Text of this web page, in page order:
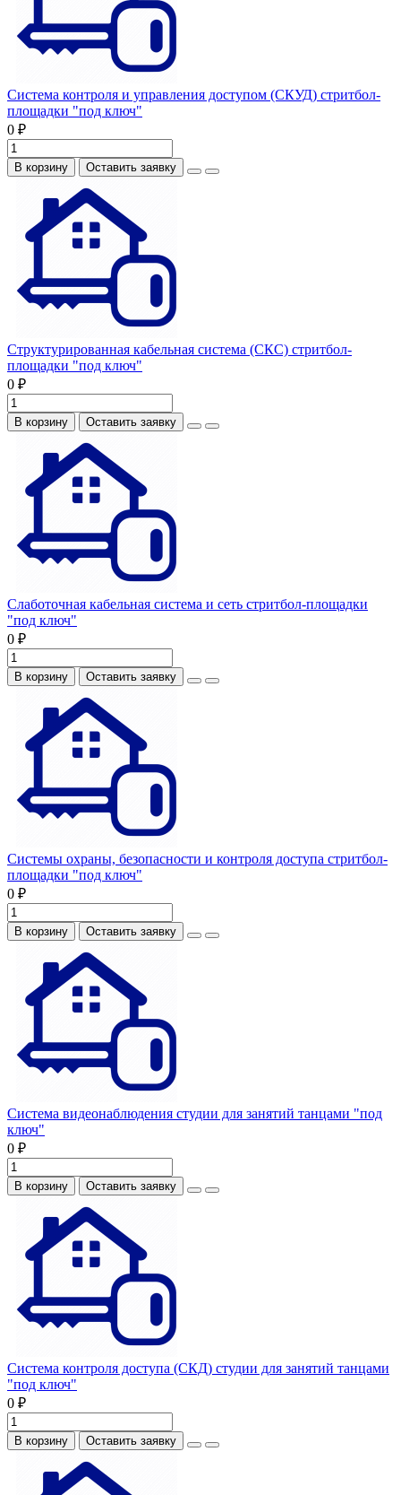
Система контроля и управления доступом (СКУД) стритбол-
площадки "под ключ"
0 ₽
В корзину Оставить заявку
Структурированная кабельная система (СКС) стритбол-
площадки "под ключ"
0 ₽
В корзину Оставить заявку
Слаботочная кабельная система и сеть стритбол-площадки
"под ключ"
0 ₽
В корзину Оставить заявку
Системы охраны, безопасности и контроля доступа стритбол-
площадки "под ключ"
0 ₽
В корзину Оставить заявку
Система видеонаблюдения студии для занятий танцами "под
ключ"
0 ₽
В корзину Оставить заявку
Система контроля доступа (СКД) студии для занятий танцами
"под ключ"
0 ₽
В корзину Оставить заявку